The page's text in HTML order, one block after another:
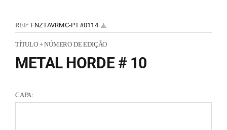
REF: FNZTAVRMC-PT#0114
TÍTULO + NÚMERO DE EDIÇÃO
METAL HORDE # 10
CAPA: